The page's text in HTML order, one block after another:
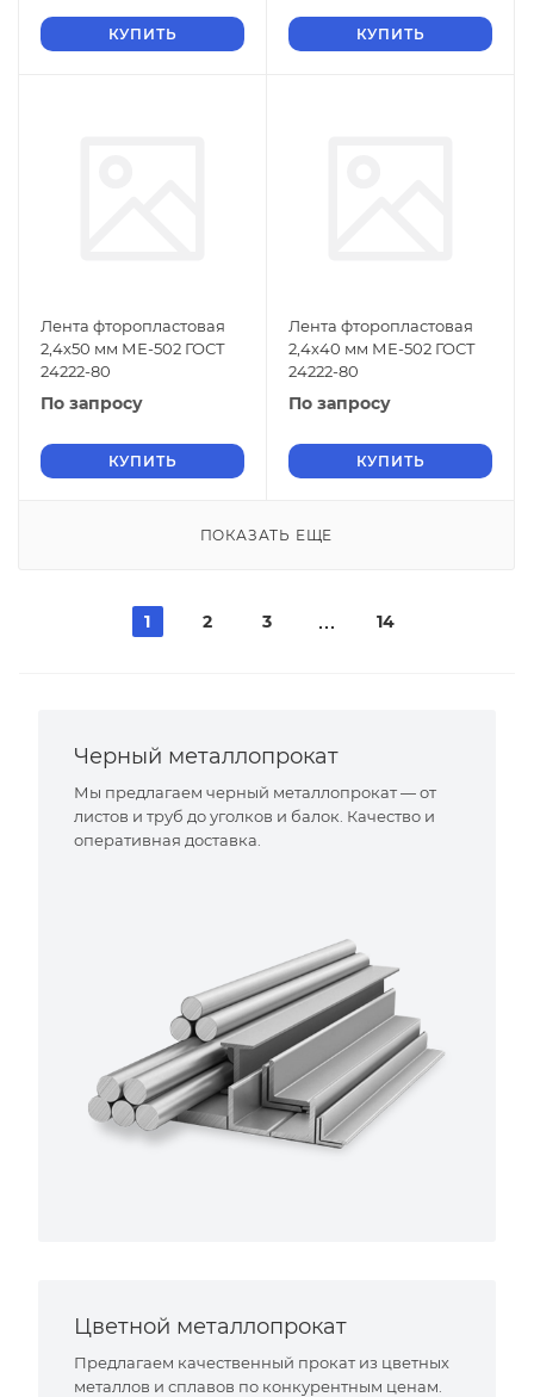
КУПИТЬ КУПИТЬ
Лента фторопластовая
2,4х50 мм МЕ-502 ГОСТ
24222-80
По запросу
КУПИТЬ
Лента фторопластовая
2,4х40 мм МЕ-502 ГОСТ
24222-80
По запросу
КУПИТЬ
ПОКАЗАТЬ ЕЩЕ
1 2 3 14
Черный металлопрокат
Мы предлагаем черный металлопрокат — от
листов и труб до уголков и балок. Качество и
оперативная доставка.
Цветной металлопрокат
Предлагаем качественный прокат из цветных
металлов и сплавов по конкурентным ценам.